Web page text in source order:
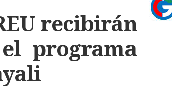
recibirán
programa